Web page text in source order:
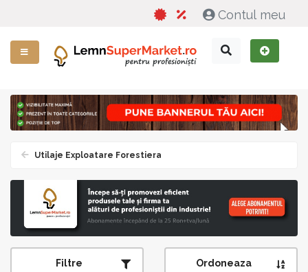
Contul meu
Utilaje Exploatare Forestiera
Filtre Ordoneaza